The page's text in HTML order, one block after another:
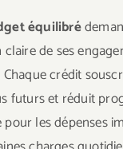
équilibré
de ses
crédit
futurs et réduit
les dépenses